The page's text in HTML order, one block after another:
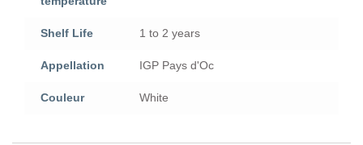
Shelf Life 1 to 2 years
Appellation IGP Pays d'Oc
Couleur White